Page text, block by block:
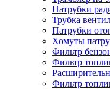
Патрубки
Трубка
Патрубки
Хомуты
Фильтр
Фильтр
Фильтр